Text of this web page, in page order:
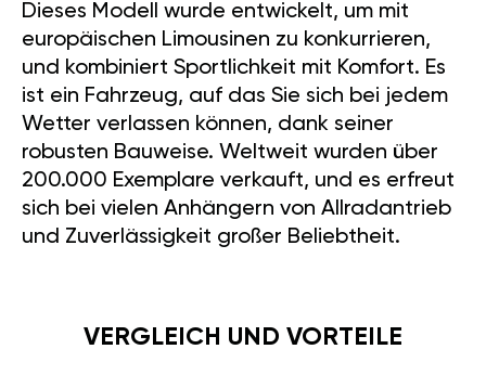
Dieses Modell wurde entwickelt, um mit
europäischen Limousinen zu konkurrieren,
und kombiniert Sportlichkeit mit Komfort. Es
ist ein Fahrzeug, auf das Sie sich bei jedem
Wetter verlassen können, dank seiner
robusten Bauweise. Weltweit wurden über
200.000 Exemplare verkauft, und es erfreut
sich bei vielen Anhängern von Allradantrieb
und Zuverlässigkeit großer Beliebtheit.
VERGLEICH UND VORTEILE